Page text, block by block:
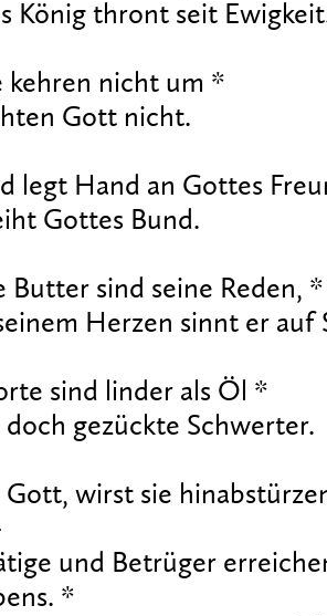
König thront seit
kehren nicht um *
Gott nicht.
legt Hand an Gottes
Gottes Bund.
Butter sind seine Reden, *
Herzen sinnt er auf
sind linder als Öl *
doch gezückte Schwerter.
Gott, wirst sie
und Betrüger
*